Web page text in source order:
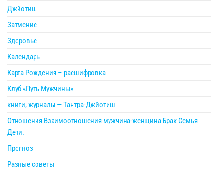
Джйотиш
Затмение
Здоровье
Календарь
Карта Рождения – расшифровка
Клуб «Путь Мужчины»
книги, журналы — Тантра-Джйотиш
Отношения Взаимоотношения мужчина-женщина Брак Семья
Дети.
Прогноз
Разные советы